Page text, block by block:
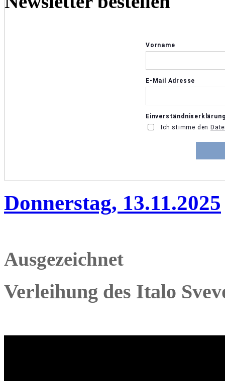
Donnerstag, 13.11.2025
Ausgezeichnet
Verleihung des Italo